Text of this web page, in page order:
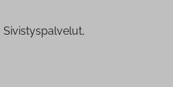
Sivistyspalvelut,